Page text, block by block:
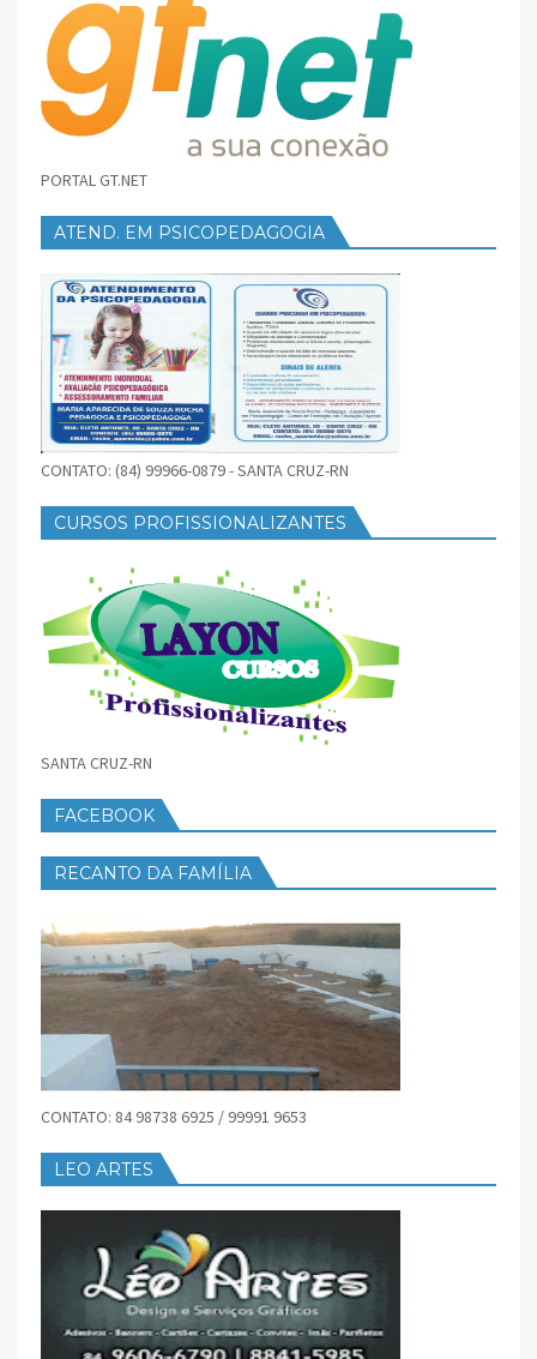
PORTAL GT.NET
ATEND. EM PSICOPEDAGOGIA
CONTATO: (84) 99966-0879 - SANTA CRUZ-RN
CURSOS PROFISSIONALIZANTES
SANTA CRUZ-RN
FACEBOOK
RECANTO DA FAMÍLIA
CONTATO: 84 98738 6925 / 99991 9653
LEO ARTES